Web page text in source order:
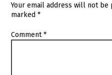
Your email address will not be
marked*
Comment*